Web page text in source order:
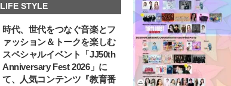
LIFE STYLE
時代、世代をつなぐ音楽とフ
ァッション＆トークを楽しむ
スペシャルイベント「JJ50th
Anniversary Fest 2026」に
て、人気コンテンツ『教育番